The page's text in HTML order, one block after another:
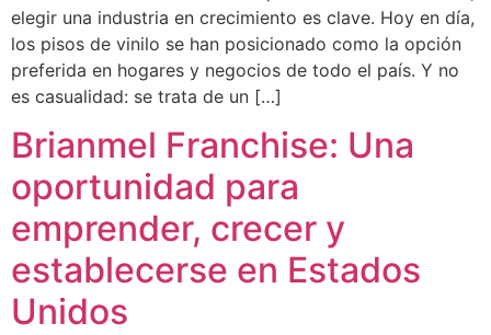
elegir una industria en crecimiento es clave. Hoy en día,
los pisos de vinilo se han posicionado como la opción
preferida en hogares y negocios de todo el país. Y no
es casualidad: se trata de un […]
Brianmel Franchise: Una
oportunidad para
emprender, crecer y
establecerse en Estados
Unidos